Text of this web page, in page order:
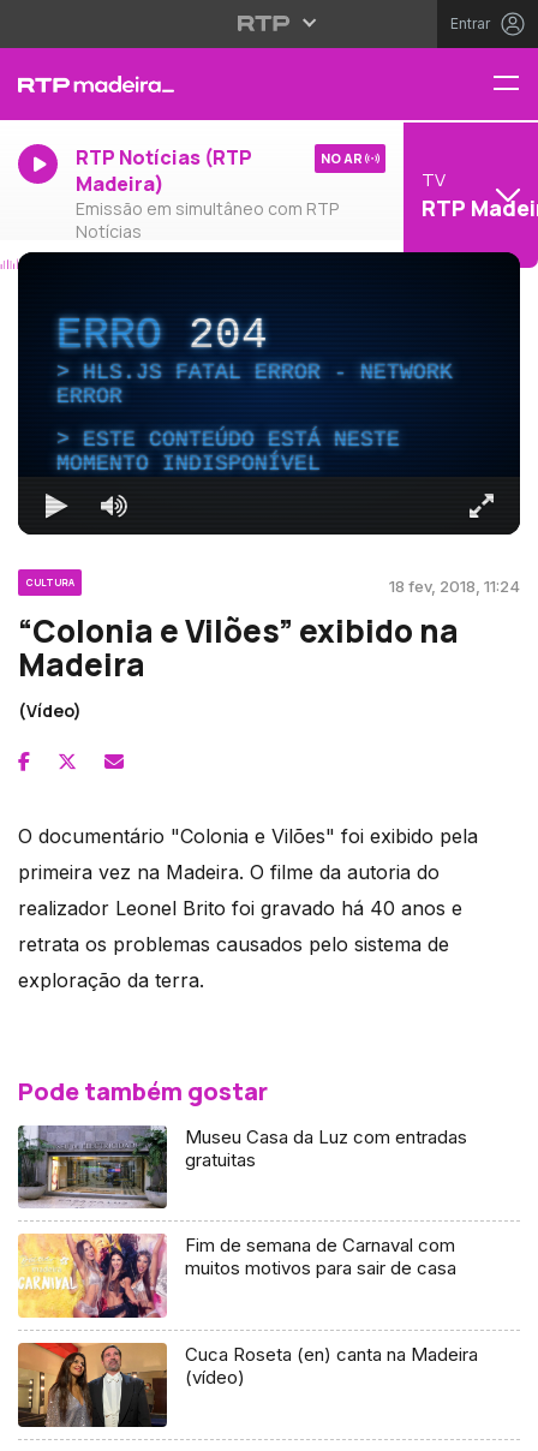
Entrar
RTP Notícias (RTP
Madeira)
Emissão em simultâneo com RTP
Notícias
NO AR
TV
RTP
ERRO204
HLS.JS FATAL ERROR - NETWORK
ERROR
ESTE CONTEÚDO ESTÁ NESTE
MOMENTO INDISPONÍVEL
CULTURA 18 fev, 2018, 11:24
“Colonia e Vilões” exibido na
Madeira
(Vídeo)
O documentário "Colonia e Vilões" foi exibido pela
primeira vez na Madeira. O filme da autoria do
realizador Leonel Brito foi gravado há 40 anos e
retrata os problemas causados pelo sistema de
exploração da terra.
Pode também gostar
Museu Casa da Luz com entradas
gratuitas
Fim de semana de Carnaval com
muitos motivos para sair de casa
Cuca Roseta (en) canta na Madeira
(vídeo)